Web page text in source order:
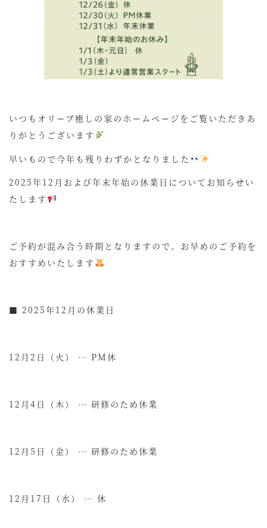
いつもオリーブ癒しの家のホームページをご覧いただきあ
りがとうございます
早いもので今年も残りわずかとなりました
2025年12月および年末年始の休業日についてお知らせい
たします
ご予約が混み合う時期となりますので、お早めのご予約を
おすすめいたします
■ 2025年12月の休業日
12月2日（火） … PM休
12月4日（木） … 研修のため休業
12月5日（金） … 研修のため休業
12月17日（水） … 休